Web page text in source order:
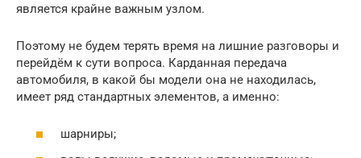
является крайне важным узлом.
Поэтому не будем терять время на лишние разговоры и
перейдём к сути вопроса. Карданная передача
автомобиля, в какой бы модели она не находилась,
имеет ряд стандартных элементов, а именно:
шарниры;